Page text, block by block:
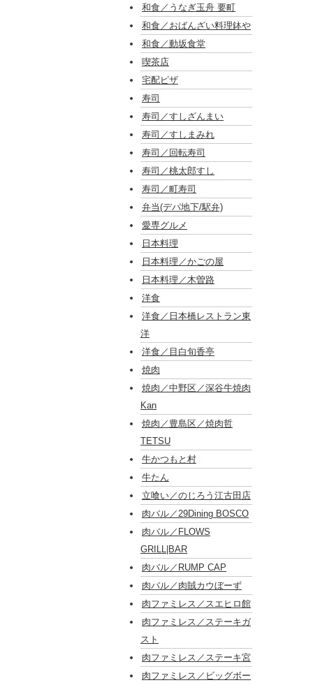
和食／うなぎ玉舟 要町
和食／おばんざい料理鉢や
和食／動坂食堂
喫茶店
宅配ピザ
寿司
寿司／すしざんまい
寿司／すしまみれ
寿司／回転寿司
寿司／桃太郎すし
寿司／町寿司
弁当(デパ地下/駅弁)
愛専グルメ
日本料理
日本料理／かごの屋
日本料理／木曽路
洋食
洋食／日本橋レストラン東
洋
洋食／目白旬香亭
焼肉
焼肉／中野区／深谷牛焼肉
Kan
焼肉／豊島区／焼肉哲
TETSU
牛かつもと村
牛たん
立喰い／のじろう江古田店
肉バル／29Dining BOSCO
肉バル／FLOWS
GRILL|BAR
肉バル／RUMP CAP
肉バル／肉賊カウぼーず
肉ファミレス／スエヒロ館
肉ファミレス／ステーキガ
スト
肉ファミレス／ステーキ宮
肉ファミレス／ビッグボー